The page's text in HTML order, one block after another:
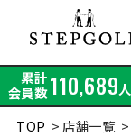
累計
会員数110,689人
TOP
店舗一覧